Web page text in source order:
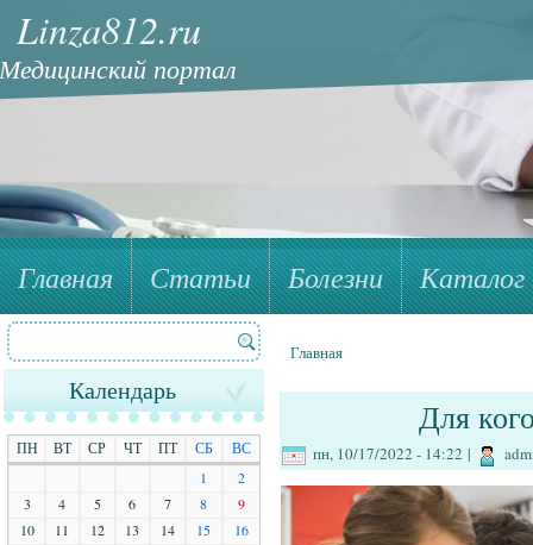
Linza812.ru
портал
Главная Статьи Болезни Каталог
Форма поиска
Поиск
Календарь
ПН ВТ СР ЧТ ПТ СБ
ВС
1
2
3
4 5 6 7 8
9
10
11 12 13 14 15
16
Вы здесь
Главная
Для
пн, 10/17/2022 - 14:22 |